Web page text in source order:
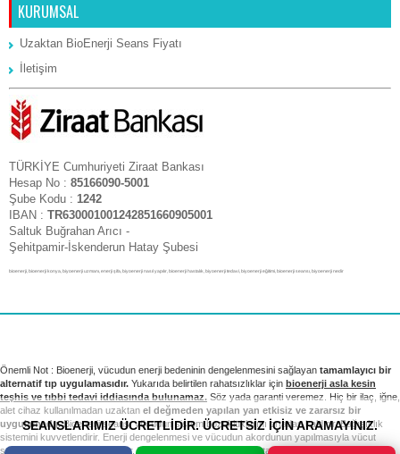
KURUMSAL
Uzaktan BioEnerji Seans Fiyatı
İletişim
TÜRKİYE Cumhuriyeti Ziraat Bankası
Hesap No : 85166090-5001
Şube Kodu : 1242
IBAN : TR630001001242851660905001
Saltuk Buğrahan Arıcı -
Şehitpamir-İskenderun Hatay Şubesi
bioenerji, bioenerji konya, biyoenerji uzmanı, enerji şifa, biyoenerji nasıl yapılır, bioenerji hastalık, biyoenerji tedavi, biyoenerji eğitimi, bioenerji seansı, biyoenerji nedir
SEANSLARIMIZ ÜCRETLİDİR. ÜCRETSİZ İÇİN ARAMAYINIZ.
Önemli Not : Bioenerji, vücudun enerji bedeninin dengelenmesini sağlayan tamamlayıcı bir
alternatif tıp uygulamasıdır. Yukarıda belirtilen rahatsızlıklar için bioenerji asla kesin
teşhis ve tıbbi tedavi iddiasında bulunamaz. Söz yada garanti veremez. Hiç bir ilaç, iğne,
alet cihaz kullanılmadan uzaktan el değmeden yapılan yan etkisiz ve zararsız bir
uygulamadır.Bioenerji seansı vücudun sistem bozukluklarını ortadan kaldırır. Bağışıklık
sistemini kuvvetlendirir. Enerji dengelenmesi ve vücudun akordunun yapılmasıyla vücut
sağlıklı sistemini yeniden kurar. Tıbbi tedavi ve kontrollerinizi takip etmek sizin